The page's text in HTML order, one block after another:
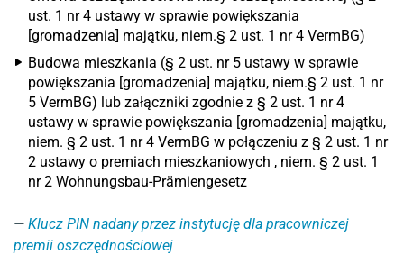
ust. 1 nr 4 ustawy w sprawie powiększania
[gromadzenia] majątku, niem.§ 2 ust. 1 nr 4 VermBG)
Budowa mieszkania (§ 2 ust. nr 5 ustawy w sprawie
powiększania [gromadzenia] majątku, niem.§ 2 ust. 1 nr
5 VermBG) lub załączniki zgodnie z § 2 ust. 1 nr 4
ustawy w sprawie powiększania [gromadzenia] majątku,
niem. § 2 ust. 1 nr 4 VermBG w połączeniu z § 2 ust. 1 nr
2 ustawy o premiach mieszkaniowych , niem. § 2 ust. 1
nr 2 Wohnungsbau-Prämiengesetz
Klucz PIN nadany przez instytucję dla pracowniczej
premii oszczędnościowej